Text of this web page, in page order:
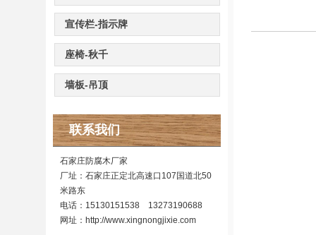
宣传栏-指示牌
座椅-秋千
墙板-吊顶
联系我们
石家庄防腐木厂家
厂址：石家庄正定北高速口107国道北50
米路东
电话：15130151538 13273190688
网址： http://www.xingnongjixie.com